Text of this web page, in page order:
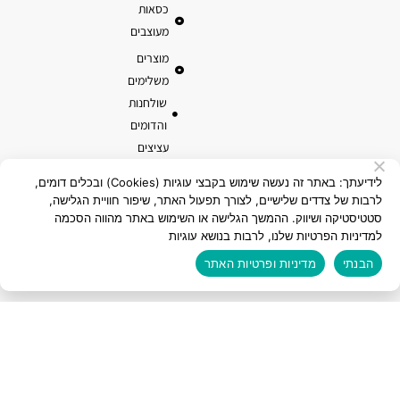
כסאות
מעוצבים
מוצרים
משלימים
שולחנות
והדומים
עציצים
טרקוטה
מוצרי קוקוס
לידיעתך: באתר זה נעשה שימוש בקבצי עוגיות (Cookies) ובכלים דומים,
לרבות של צדדים שלישיים, לצורך תפעול האתר, שיפור חוויית הגלישה,
סטטיסטיקה ושיווק. ההמשך הגלישה או השימוש באתר מהווה הסכמה
למדיניות הפרטיות שלנו, לרבות בנושא עוגיות
הבנתי
מדיניות ופרטיות האתר